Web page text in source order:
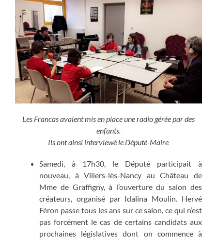
Les Francas avaient mis en place une radio gérée par des
enfants.
Ils ont ainsi interviewé le Député-Maire
Samedi, à 17h30, le Député participait à
nouveau, à Villers-lès-Nancy au Château de
Mme de Graffigny, à l’ouverture du salon des
créateurs, organisé par Idalina Moulin. Hervé
Féron passe tous les ans sur ce salon, ce qui n’est
pas forcément le cas de certains candidats aux
prochaines législatives dont on commence à